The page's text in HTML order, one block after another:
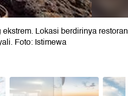
Lokasi berdirinya restoran
Foto: Istimewa